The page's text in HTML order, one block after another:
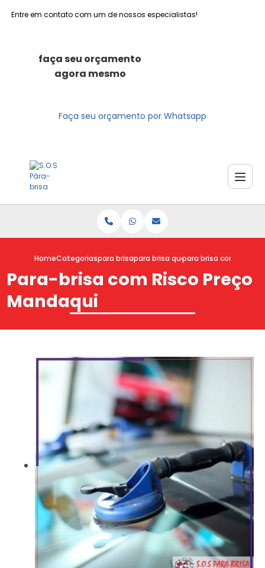
Entre em contato com um de nossos especialistas!
faça seu orçamento
agora mesmo
Faça seu orçamento por Whatsapp
HomeCategoriaspara brisapara brisa quebradopara brisa com risco
Para-brisa com Risco Preço
Mandaqui